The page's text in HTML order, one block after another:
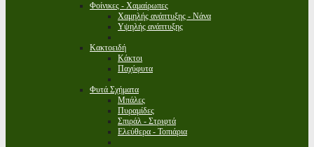
Φοίνικες - Χαμαίρωπες
Χαμηλής ανάπτυξης - Νάνα
Υψηλής ανάπτυξης
Κακτοειδή
Κάκτοι
Παχύφυτα
Φυτά Σχήματα
Μπάλες
Πυραμίδες
Σπιράλ - Στριφτά
Ελεύθερα - Τοπιάρια